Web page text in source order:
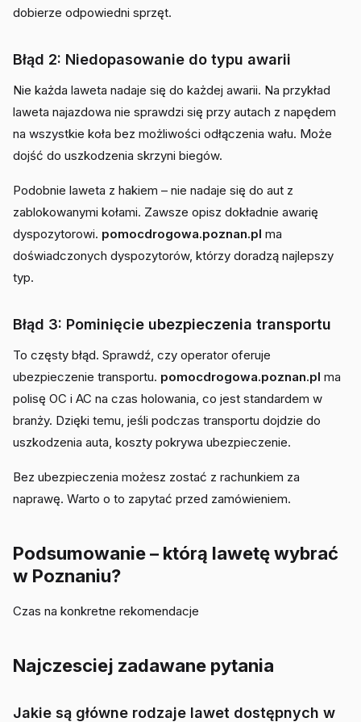
dobierze odpowiedni sprzęt.
Błąd 2: Niedopasowanie do typu awarii
Nie każda laweta nadaje się do każdej awarii. Na przykład
laweta najazdowa nie sprawdzi się przy autach z napędem
na wszystkie koła bez możliwości odłączenia wału. Może
dojść do uszkodzenia skrzyni biegów.
Podobnie laweta z hakiem – nie nadaje się do aut z
zablokowanymi kołami. Zawsze opisz dokładnie awarię
dyspozytorowi. pomocdrogowa.poznan.pl ma
doświadczonych dyspozytorów, którzy doradzą najlepszy
typ.
Błąd 3: Pominięcie ubezpieczenia transportu
To częsty błąd. Sprawdź, czy operator oferuje
ubezpieczenie transportu. pomocdrogowa.poznan.pl ma
polisę OC i AC na czas holowania, co jest standardem w
branży. Dzięki temu, jeśli podczas transportu dojdzie do
uszkodzenia auta, koszty pokrywa ubezpieczenie.
Bez ubezpieczenia możesz zostać z rachunkiem za
naprawę. Warto o to zapytać przed zamówieniem.
Podsumowanie – którą lawetę wybrać
w Poznaniu?
Czas na konkretne rekomendacje
Najczesciej zadawane pytania
Jakie są główne rodzaje lawet dostępnych w